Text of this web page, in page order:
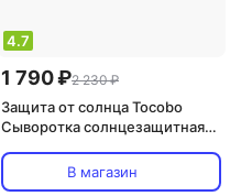
4.7
1 790 ₽2 230 ₽
Защита от солнца Tocobo
Сыворотка cолнцезащитная
центеллы 50ml | Cica Calming
Sun Serum SPF50+ PA++++
В магазин